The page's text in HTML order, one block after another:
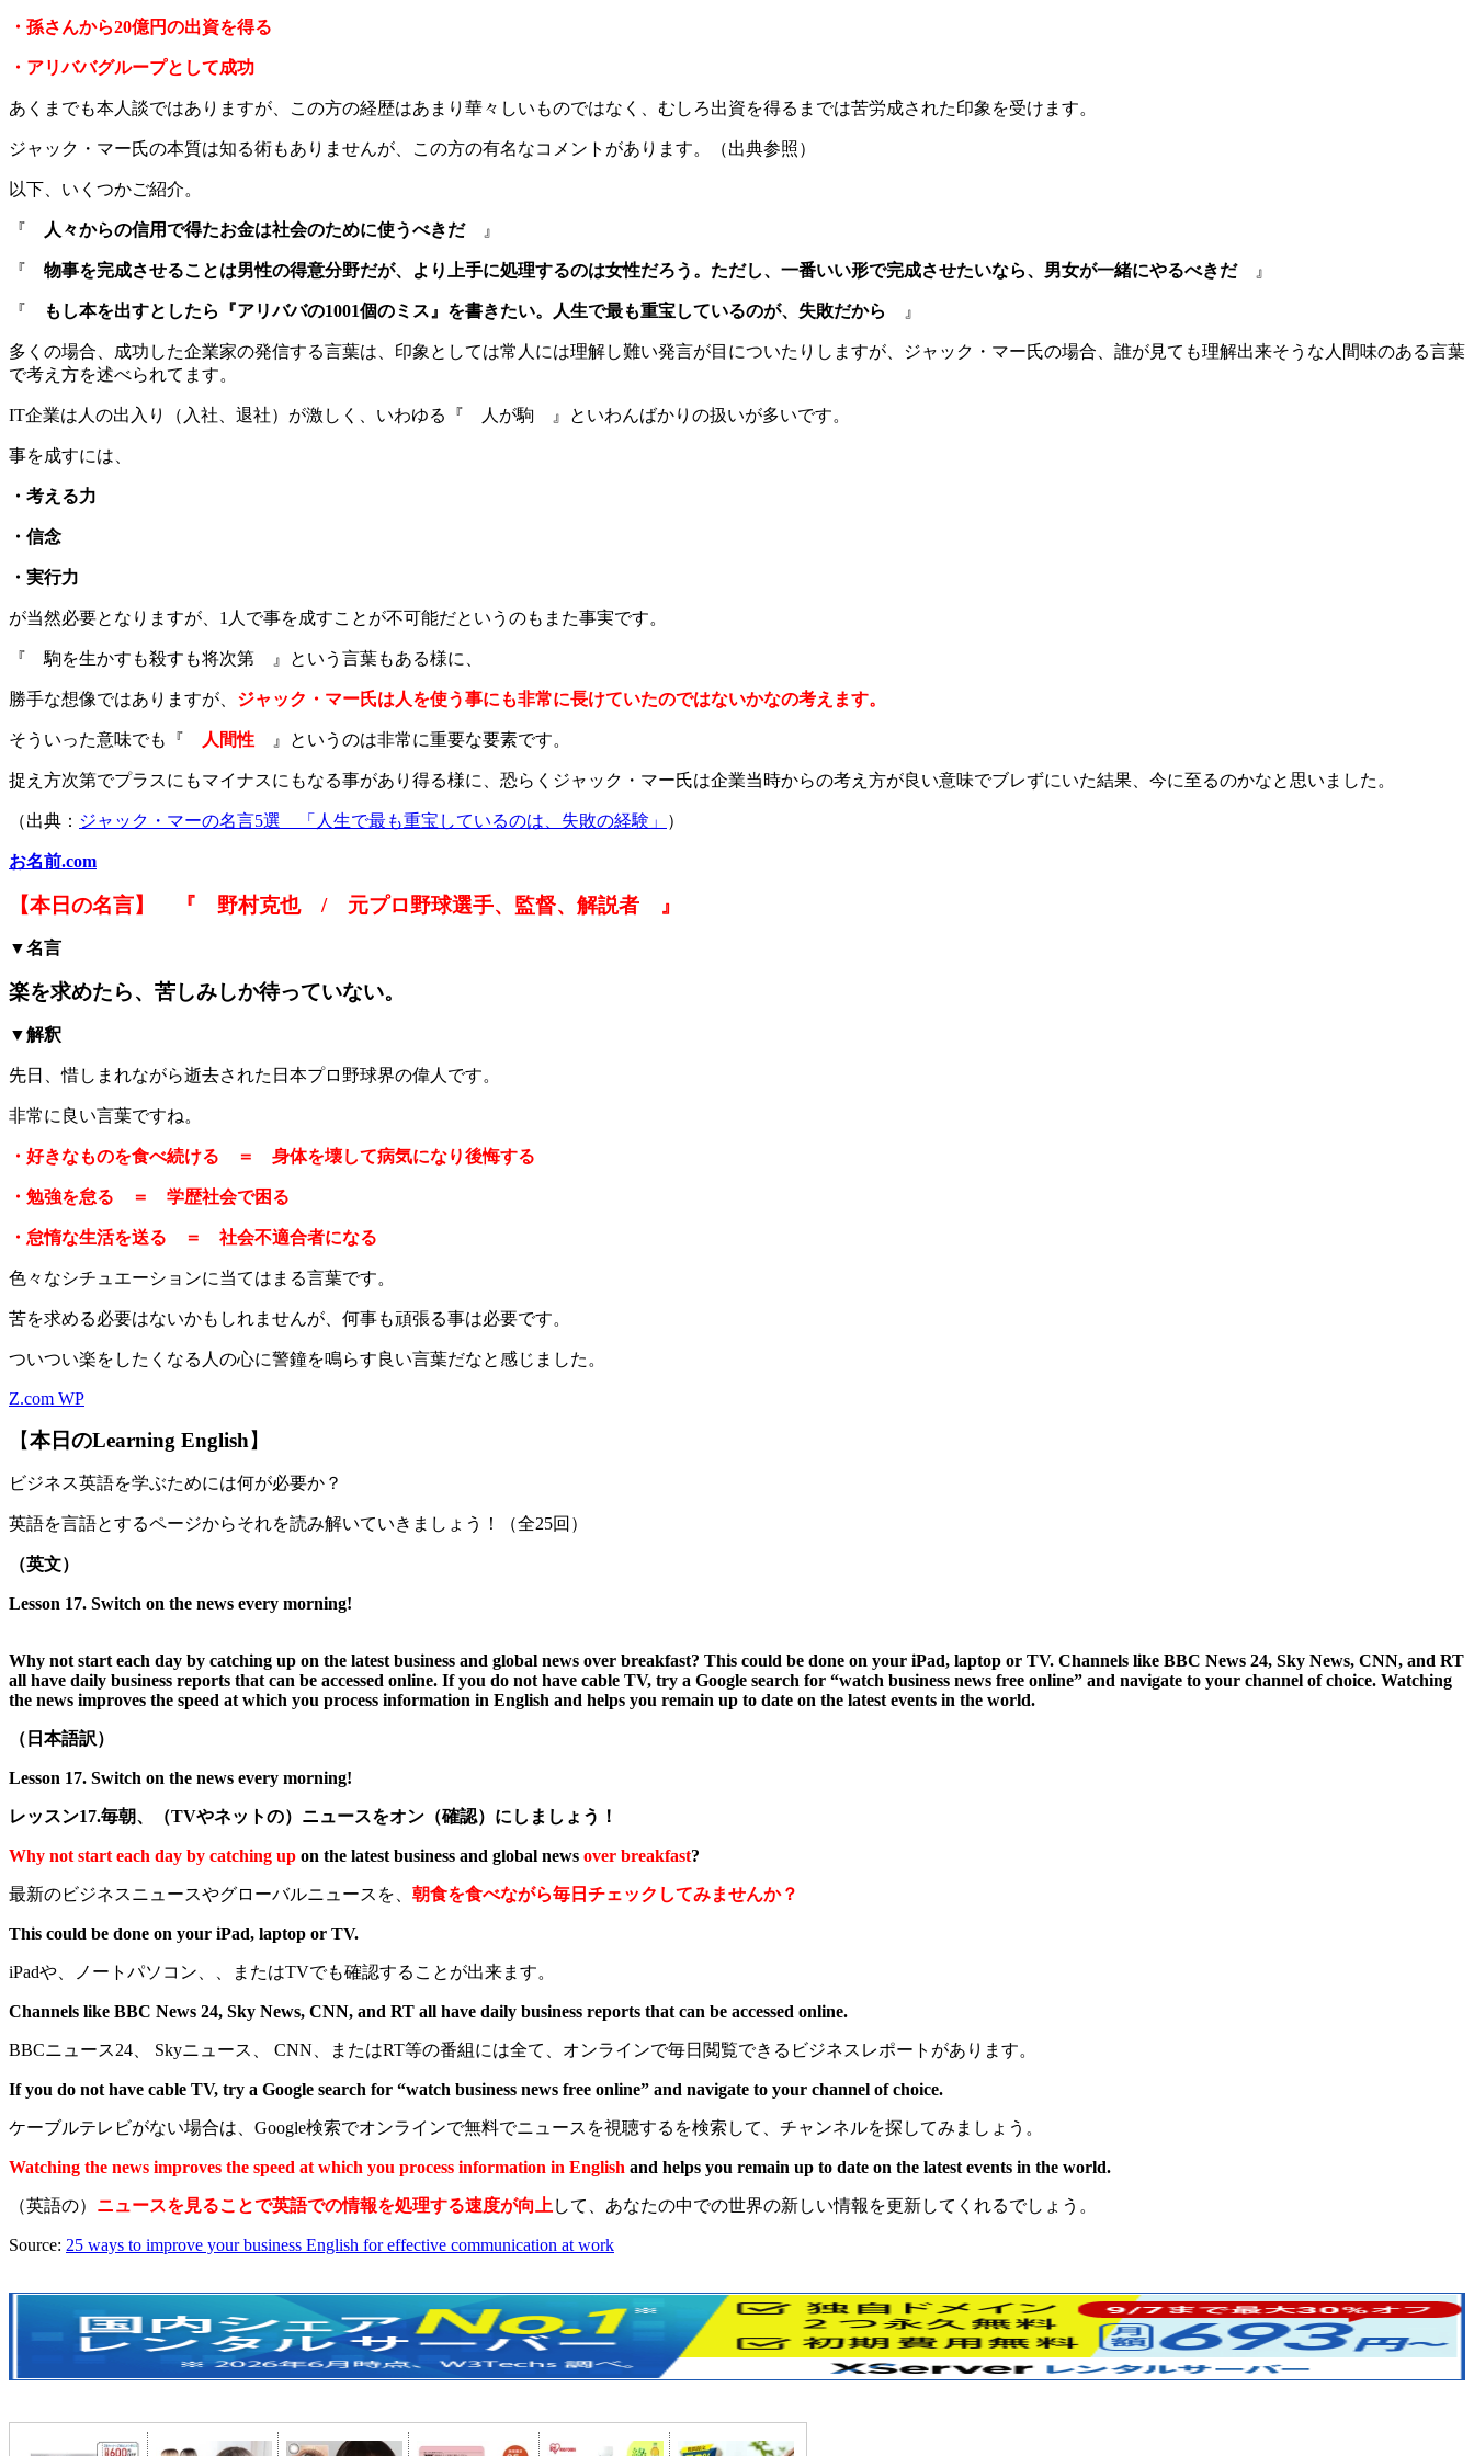
・孫さんから20億円の出資を得る
・アリババグループとして成功
あくまでも本人談ではありますが、この方の経歴はあまり華々しいものではなく、むしろ出資を得るまでは苦労成された印象を受けます。
ジャック・マー氏の本質は知る術もありませんが、この方の有名なコメントがあります。（出典参照）
以下、いくつかご紹介。
『 人々からの信用で得たお金は社会のために使うべきだ』
『 物事を完成させることは男性の得意分野だが、より上手に処理するのは女性だろう。ただし、一番いい形で完成させたいなら、男女が一緒にやるべきだ』
『 もし本を出すとしたら『アリババの1001個のミス』を書きたい。人生で最も重宝しているのが、失敗だから 』
多くの場合、成功した企業家の発信する言葉は、印象としては常人には理解し難い発言が目についたりしますが、ジャック・マー氏の場合、誰が見ても理解出来そうな人間味のある言葉
で考え方を述べられてます。
IT企業は人の出入り（入社、退社）が激しく、いわゆる『 人が駒 』といわんばかりの扱いが多いです。
事を成すには、
・考える力
・信念
・実行力
が当然必要となりますが、1人で事を成すことが不可能だというのもまた事実です。
『 駒を生かすも殺すも将次第 』という言葉もある様に、
勝手な想像ではありますが、 ジャック・マー氏は人を使う事にも非常に長けていたのではないかなの考えます。
そういった意味でも『 人間性 』というのは非常に重要な要素です。
捉え方次第でプラスにもマイナスにもなる事があり得る様に、恐らくジャック・マー氏は企業当時からの考え方が良い意味でブレずにいた結果、今に至るのかなと思いました。
（出典： ジャック・マーの名言5選 「人生で最も重宝しているのは、失敗の経験」 ）
お名前.com
【本日の名言】 『 野村克也 / 元プロ野球選手、監督、解説者 』
▼名言
楽を求めたら、苦しみしか待っていない。
▼解釈
先日、惜しまれながら逝去された日本プロ野球界の偉人です。
非常に良い言葉ですね。
・好きなものを食べ続ける ＝ 身体を壊して病気になり後悔する
・勉強を怠る ＝ 学歴社会で困る
・怠惰な生活を送る ＝ 社会不適合者になる
色々なシチュエーションに当てはまる言葉です。
苦を求める必要はないかもしれませんが、何事も頑張る事は必要です。
ついつい楽をしたくなる人の心に警鐘を鳴らす良い言葉だなと感じました。
Z.com WP
【本日のLearning English】
ビジネス英語を学ぶためには何が必要か？
英語を言語とするページからそれを読み解いていきましょう！（全25回）
（英文）
Lesson 17. Switch on the news every morning!
Why not start each day by catching up on the latest business and global news over breakfast? This could be done on your iPad, laptop or TV. Channels like BBC News 24, Sky News, CNN, and RT
all have daily business reports that can be accessed online. If you do not have cable TV, try a Google search for “watch business news free online” and navigate to your channel of choice. Watching
the news improves the speed at which you process information in English and helps you remain up to date on the latest events in the world.
（日本語訳）
Lesson 17. Switch on the news every morning!
レッスン17.毎朝、（TVやネットの）ニュースをオン（確認）にしましょう！
Why not start each day by catching up on the latest business and global news over breakfast?
最新のビジネスニュースやグローバルニュースを、 朝食を食べながら毎日チェックしてみませんか？
This could be done on your iPad, laptop or TV.
iPadや、ノートパソコン、、またはTVでも確認することが出来ます。
Channels like BBC News 24, Sky News, CNN, and RT all have daily business reports that can be accessed online.
BBCニュース24、 Skyニュース、 CNN、またはRT等の番組には全て、オンラインで毎日閲覧できるビジネスレポートがあります。
If you do not have cable TV, try a Google search for “watch business news free online” and navigate to your channel of choice.
ケーブルテレビがない場合は、Google検索でオンラインで無料でニュースを視聴するを検索して、チャンネルを探してみましょう。
Watching the news improves the speed at which you process information in English and helps you remain up to date on the latest events in the world.
（英語の） ニュースを見ることで英語での情報を処理する速度が向上して、あなたの中での世界の新しい情報を更新してくれるでしょう。
Source: 25 ways to improve your business English for effective communication at work